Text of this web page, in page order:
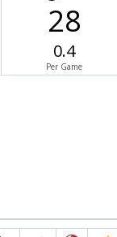
28
0.4
Per Game